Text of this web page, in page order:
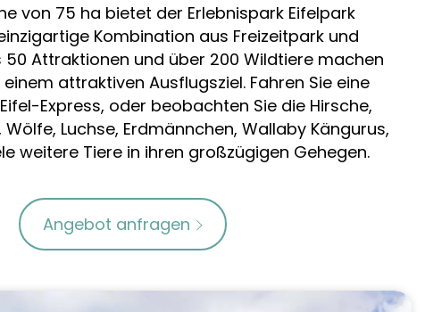
von 75 ha bietet der Erlebnispark Eifelpark
Kombination aus Freizeitpark und
50 Attraktionen und über 200 Wildtiere machen
attraktiven Ausflugsziel. Fahren Sie eine
Express, oder beobachten Sie die Hirsche,
Wölfe, Luchse, Erdmännchen, Wallaby Kängurus,
weitere Tiere in ihren großzügigen Gehegen.
Angebot anfragen